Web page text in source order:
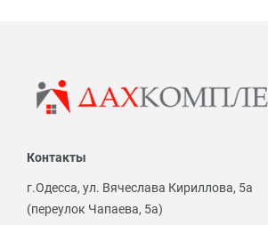
Контакты
г.Одесса, ул. Вячеслава Кириллова, 5а
(переулок Чапаева, 5а)